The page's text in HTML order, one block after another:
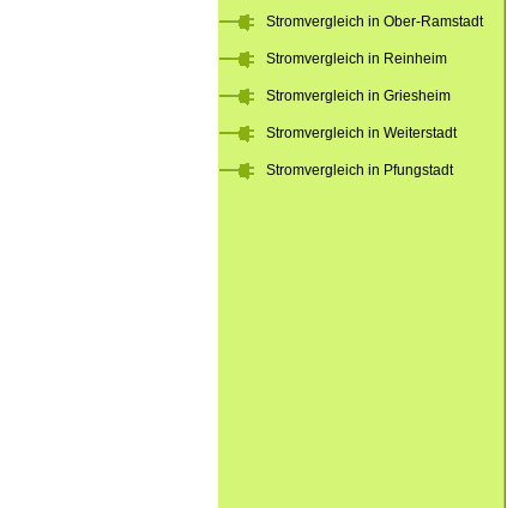
Stromvergleich in Ober-Ramstadt
Stromvergleich in Reinheim
Stromvergleich in Griesheim
Stromvergleich in Weiterstadt
Stromvergleich in Pfungstadt